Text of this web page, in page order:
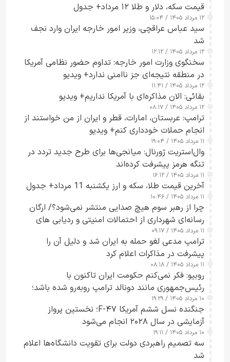
قیمت سکه، دلار و طلا ۱۲ مرداد+ جدول
۱۲ مرداد ۱۴۰۵ / ۱۵:۰۴
سید عباس عراقچی، وزیر امور خارجه ایران وارد نجف
شد
۱۲ مرداد ۱۴۰۵ / ۱۲:۱۲
سخنگوی وزارت امور خارجه: تداوم حضور نظامی آمریکا
در منطقه نتیجه‌ای جز ناامنی ندارد+ ویدیو
۱۲ مرداد ۱۴۰۵ / ۱۱:۴۱
بقائی: الان مذاکره‌ای با آمریکا نداریم+ ویدیو
۱۲ مرداد ۱۴۰۵ / ۰۸:۱۷
ترامپ: عربستان، امارات، قطر و ایران از من خواستند از
انجام حملات خودداری کنم+ ویدیو
۱۱ مرداد ۱۴۰۵ / ۱۹:۰۴
وال‌استریت ژورنال: میانجی‌ها برای طرح جدید تردد در
تنگه هرمز پیشرفت کرده‌اند
۱۱ مرداد ۱۴۰۵ / ۱۶:۱۲
آخرین قیمت طلا، سکه و ارز یکشنبه 11 مرداد+ جدول
۱۱ مرداد ۱۴۰۵ / ۱۰:۴۶
چرا از رهبر سوم هیچ صدایی منتشر نمی‌شود؟/ ارگان
رسانه‌ای شهرداری از احتمالات امنیتی و ردیابی های
جاسوسی گفت
۱۱ مرداد ۱۴۰۵ / ۰۹:۱۷
ترامپ مدعی لغو حمله به ایران شد و دلیل آن را
پیشرفت در مذاکرات اعلام کرد
۱۱ مرداد ۱۴۰۵ / ۰۸:۱۸
روبیو: فکر نمی‌کنم حکومت ایران تاکنون با
رئیس‌جمهوری مانند دونالد ترامپ روبه‌رو شده باشد؛
کسی که واقعاً دست به اقدام می‌زند
۱۰ مرداد ۱۴۰۵ / ۱۹:۲۹
جنگنده نسل ششم آمریکا F-۴۷؛ نخستین پرواز
آزمایشی در سال ۲۰۲۸ انجام می‌شود
۱۰ مرداد ۱۴۰۵ / ۱۹:۱۱
سه تصمیم راهبردی دولت برای تقویت دانشگاه‌ها اعلام
شد